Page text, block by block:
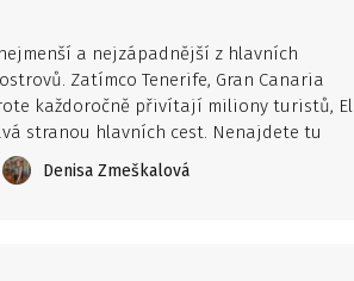
a nejzápadnější z hlavních
Zatímco Tenerife, Gran Canaria
každoročně přivítají miliony turistů, El
stranou hlavních cest. Nenajdete tu
komplexy, rušné promenády ani
Místo toho vás čekají vulkanické
Denisa Zmeškalová